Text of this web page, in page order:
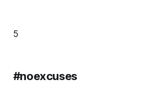
5
#noexcuses